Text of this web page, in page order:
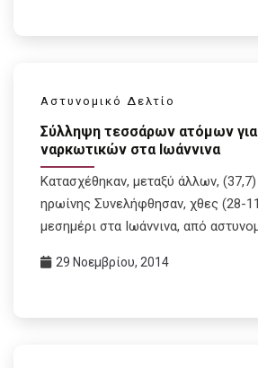
Αστυνομικό Δελτίο
Σύλληψη τεσσάρων ατόμων
ναρκωτικών στα Ιωάννινα
Κατασχέθηκαν, μεταξύ άλλων, (37,7)
ηρωίνης Συνελήφθησαν, χθες (28-
μεσημέρι στα Ιωάννινα, από
29 Νοεμβρίου, 2014